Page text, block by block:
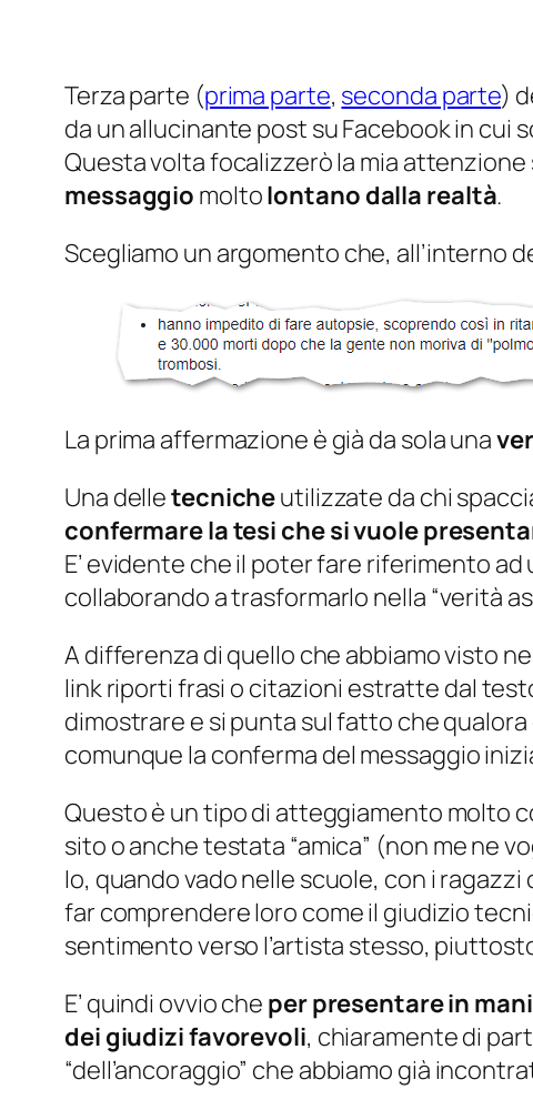
Terza parte (prima parte, seconda parte)
da un allucinante post su Facebook in cui
Questa volta focalizzerò la mia attenzione
messaggio moltolontano dalla realtà.
Scegliamo un argomento che, all’interno
La prima affermazione è già da sola una
Una delletecnicheutilizzate da chi
confermare la tesi che si vuole
E’ evidente che il poter fare riferimento
collaborando a trasformarlo nella “verità
A differenza di quello che abbiamo visto
link riporti frasi o citazioni estratte dal
dimostrare e si punta sul fatto che
comunque la conferma del messaggio
Questo è un tipo di atteggiamento molto
sito o anche testata “amica” (non me ne
Io, quando vado nelle scuole, con i
far comprendere loro come il giudizio
sentimento verso l’artista stesso,
E’ quindi ovvio che per presentare in
dei giudizi favorevoli, chiaramente di
“dell’ancoraggio” che abbiamo già